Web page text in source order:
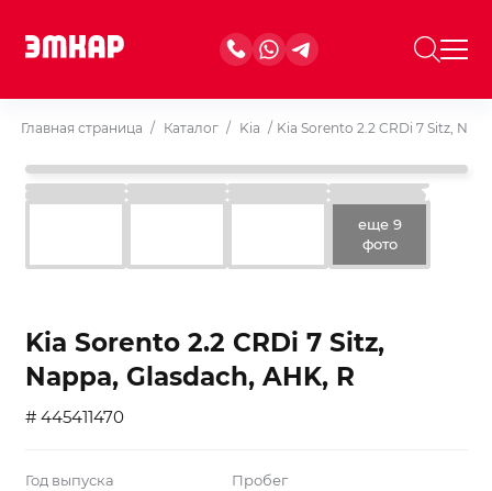
Главная страница / Каталог / Kia / Kia Sorento 2.2 CRDi 7 Sitz,
еще 9
фото
Kia Sorento 2.2 CRDi 7 Sitz,
Nappa, Glasdach, AHK, R
# 445411470
Год выпуска
Пробег